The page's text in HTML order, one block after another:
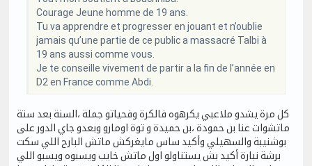
Courage Jeune homme de 19 ans.
Tu va apprendre et progresser en jouant et n’oublie
jamais qu’une partie de ce public a massacré Talbi à
19 ans aussi comme vous.
Je te conseille vivement de partir a la fin de l’année en
D2 en France comme Abdi.
كل مرة يشدو ملاعبي يكرهوه فالكرة وفحياتو جملة ،السنة بعد ستة
ماتشوات عنا بن حمودة ،بن حميدة و توة اومارو وبعدو جاي الدور على
بوشنيبة والسهيلي وأكيد ساس مايغركش ماتش البارح اللي سكت
برشة نبارة أكيد بش يستناولو اول ماتش خايب ويسبوه ويسبو اللي